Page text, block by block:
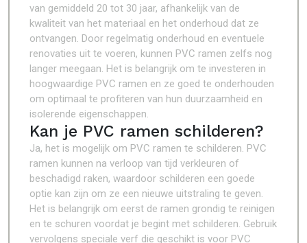
van gemiddeld 20 tot 30 jaar, afhankelijk van de
kwaliteit van het materiaal en het onderhoud dat ze
ontvangen. Door regelmatig onderhoud en eventuele
renovaties uit te voeren, kunnen PVC ramen zelfs nog
langer meegaan. Het is belangrijk om te investeren in
hoogwaardige PVC ramen en ze goed te onderhouden
om optimaal te profiteren van hun duurzaamheid en
isolerende eigenschappen.
Kan je PVC ramen schilderen?
Ja, het is mogelijk om PVC ramen te schilderen. PVC
ramen kunnen na verloop van tijd verkleuren of
beschadigd raken, waardoor schilderen een goede
optie kan zijn om ze een nieuwe uitstraling te geven.
Het is belangrijk om eerst de ramen grondig te reinigen
en te schuren voordat je begint met schilderen. Gebruik
vervolgens speciale verf die geschikt is voor PVC